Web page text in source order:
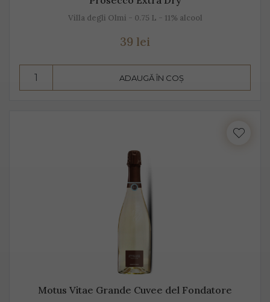
Villa degli Olmi - 0.75 L - 11% alcool
39 lei
ADAUGĂ ÎN COȘ
Motus Vitae Grande Cuvee del Fondatore